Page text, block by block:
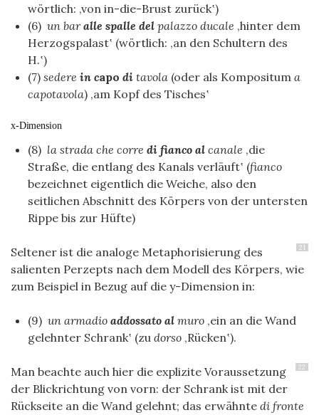
wörtlich: ‚von in-die-Brust zurück‛)
(6) un baralle spalle del palazzo ducale ‚hinter dem
Herzogspalast‛ (wörtlich: ‚an den Schultern des
H.‛)
(7) sedere in capo di tavola (oder als Kompositum a
capotavola) ‚am Kopf des Tisches‛
x-Dimension
(8) la strada che corre di fianco al canale ‚die
Straße, die entlang des Kanals verläuft‛ (fianco
bezeichnet eigentlich die Weiche, also den
seitlichen Abschnitt des Körpers von der untersten
Rippe bis zur Hüfte)
21
Seltener ist die analoge Metaphorisierung des
salienten Perzepts nach dem Modell des Körpers, wie
zum Beispiel in Bezug auf die y-Dimension in:
(9) un armadio addossato al muro ‚ein an die Wand
gelehnter Schrank‛ (zu dorso ‚Rücken‛).
22
Man beachte auch hier die explizite Voraussetzung
der Blickrichtung von vorn: der Schrank ist mit der
Rückseite an die Wand gelehnt; das erwähnte di fronte